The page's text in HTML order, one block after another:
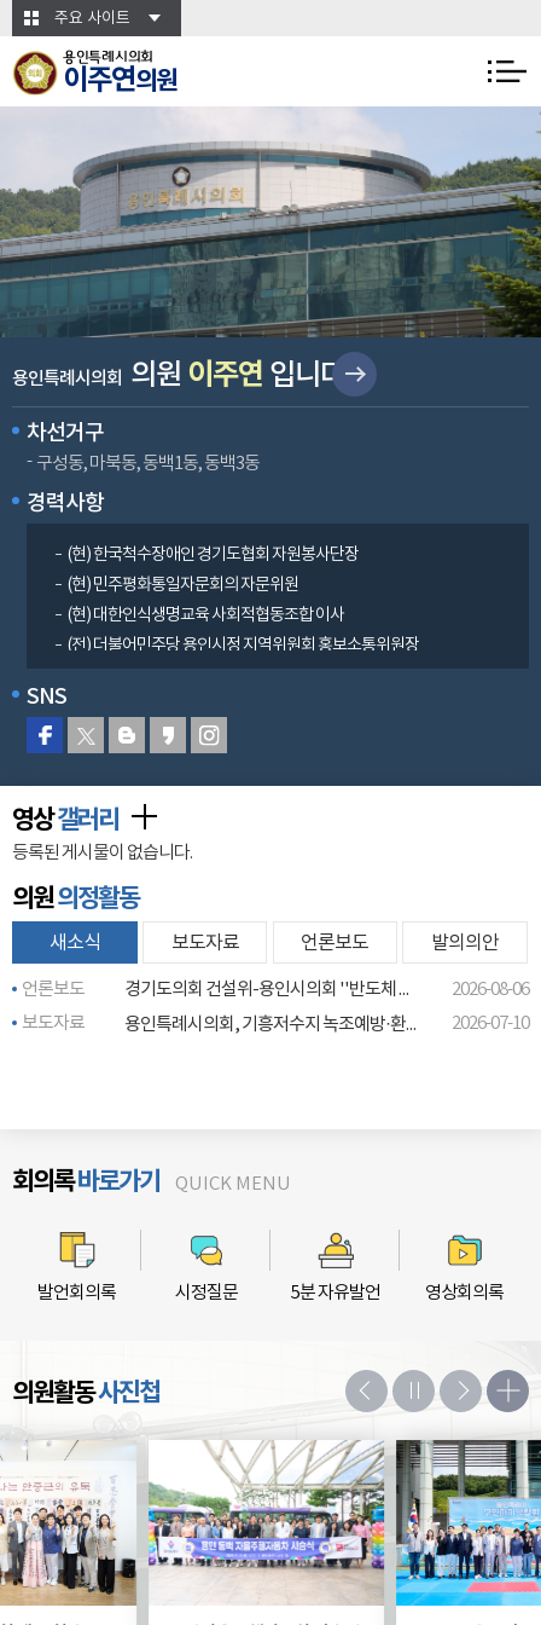
본문바로가기주요 사이트
용인특례시의회
이주연의원
용인특례시의회 의원 이주연 입니다
차선거구
구성동, 마북동, 동백1동, 동백3동
경력사항
(현) 한국척수장애인 경기도협회 자원봉사단장
(현) 민주평화통일자문회의 자문위원
(현) 대한인식생명교육 사회적협동조합 이사
(전) 더불어민주당 용인시정 지역위원회 홍보소통위원장
SNS
영상갤러리
등록된 게시물이 없습니다.
의원의정활동
새소식
언론보도 경기도의회 건설위-용인시의회 ''반도체 클러스터 교통 대책'' 논의
2026-08-06
보도자료
용인특례시의회, 기흥저수지 녹조예방·환경정화 활동 동참 2026-07-10
보도자료 언론보도 발의의안
회의록바로가기
발언회의록 시정질문 5분 자유발언 영상회의록
의원활동사진첩